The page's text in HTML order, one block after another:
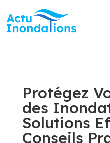
Protégez
des
Solutions
Conseils